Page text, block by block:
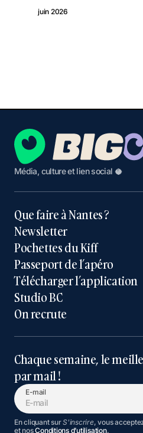
juin 2026
Média, culture et lien social 🥥
Que faire à Nantes ?
Newsletter
Pochettes du Kiff
Passeport de l’apéro
Télécharger l’application
Studio BC
On recrute
Chaque semaine, le
par mail !
E-mail
En cliquant surS'inscrire, vous
et nosConditions d’utilisation.